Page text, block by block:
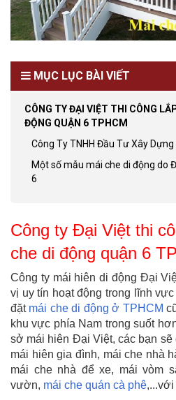
MỤC LỤC BÀI VIẾT
CÔNG TY ĐẠI VIỆT THI CÔNG
ĐỘNG QUẬN 6 TPHCM
Công Ty TNHH Đầu Tư Xây Dựng
Một số mẫu mái che di động do
6
Công ty Đại Việt thi
che di động quận 6
Công ty mái hiên di động Đại
vị uy tín hoạt động trong lĩnh
đặt mái che di động ở TPHCM
khu vực phía Nam trong suốt
sở mái hiên Đại Việt, các bạn
mái hiên gia đình, mái che nhà
mái che nhà để xe, mái vòm
vườn, mái che quán cà phê